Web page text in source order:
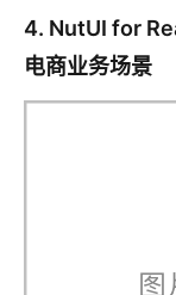
4. NutUI for
电商业务场景